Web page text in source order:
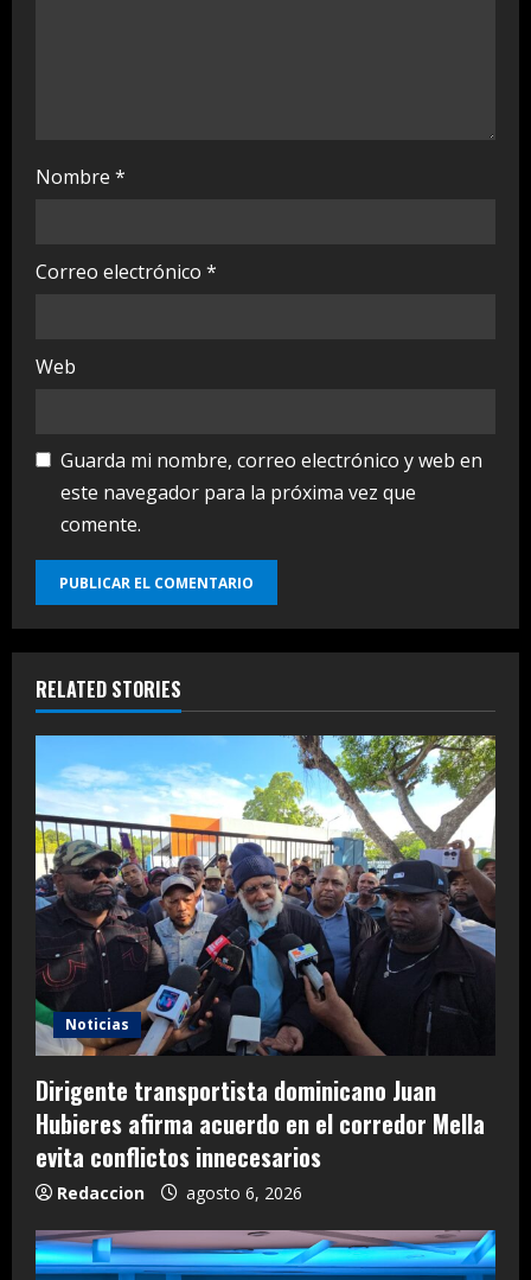
Nombre *
Correo electrónico *
Web
Guarda mi nombre, correo electrónico y web en
este navegador para la próxima vez que
comente.
RELATED STORIES
Noticias
Dirigente transportista dominicano Juan
Hubieres afirma acuerdo en el corredor Mella
evita conflictos innecesarios
Redaccion agosto 6, 2026